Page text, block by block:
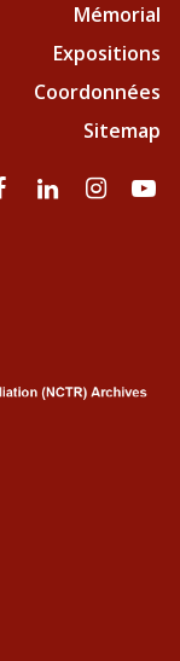
Mémorial
Expositions
Coordonnées
Sitemap